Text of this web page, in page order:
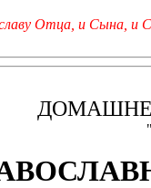
Отца, и Сына, и
"